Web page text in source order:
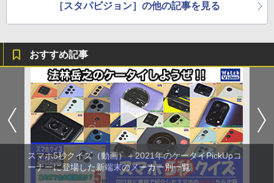
［スタパビジョン］の他の記事を見る
おすすめ記事
スマホ5秒クイズ（動画）＋2021年のケータイPickUpコ
ーナーに登場した新端末のメーカー別一覧